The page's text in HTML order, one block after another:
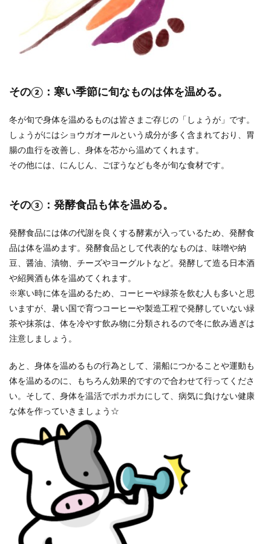
その②：寒い季節に旬なものは体を温める。
冬が旬で身体を温めるものは皆さまご存じの「しょうが」です。
しょうがにはショウガオールという成分が多く含まれており、胃
腸の血行を改善し、身体を芯から温めてくれます。
その他には、にんじん、ごぼうなども冬が旬な食材です。
その③：発酵食品も体を温める。
発酵食品には体の代謝を良くする酵素が入っているため、発酵食
品は体を温めます。発酵食品として代表的なものは、味噌や納
豆、醤油、漬物、チーズやヨーグルトなど。発酵して造る日本酒
や紹興酒も体を温めてくれます。
※寒い時に体を温めるため、コーヒーや緑茶を飲む人も多いと思
いますが、暑い国で育つコーヒーや製造工程で発酵していない緑
茶や抹茶は、体を冷やす飲み物に分類されるので冬に飲み過ぎは
注意しましょう。
あと、身体を温めるもの行為として、湯船につかることや運動も
体を温めるのに、もちろん効果的ですので合わせて行ってくださ
い。そして、身体を温活でポカポカにして、病気に負けない健康
な体を作っていきましょう☆